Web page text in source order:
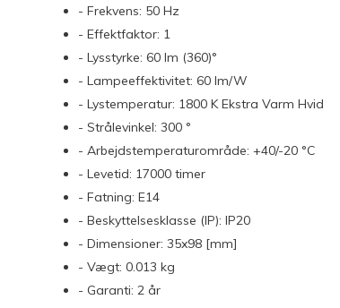
- Frekvens: 50 Hz
- Effektfaktor: 1
- Lysstyrke: 60 lm (360)°
- Lampeeffektivitet: 60 lm/W
- Lystemperatur: 1800 K Ekstra Varm Hvid
- Strålevinkel: 300 °
- Arbejdstemperaturområde: +40/-20 °C
- Levetid: 17000 timer
- Fatning: E14
- Beskyttelsesklasse (IP): IP20
- Dimensioner: 35x98 [mm]
- Vægt: 0.013 kg
- Garanti: 2 år